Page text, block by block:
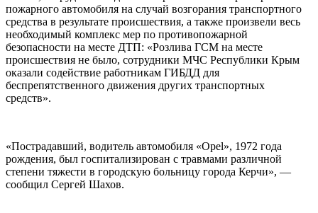
пожарного автомобиля на случай возгорания транспортного
средства в результате происшествия, а также произвели весь
необходимый комплекс мер по противопожарной
безопасности на месте ДТП: «Розлива ГСМ на месте
происшествия не было, сотрудники МЧС Республики Крым
оказали содействие работникам ГИБДД для
беспрепятственного движения других транспортных
средств».
«Пострадавший, водитель автомобиля «Opel», 1972 года
рождения, был госпитализирован с травмами различной
степени тяжести в городскую больницу города Керчи», —
сообщил Сергей Шахов.